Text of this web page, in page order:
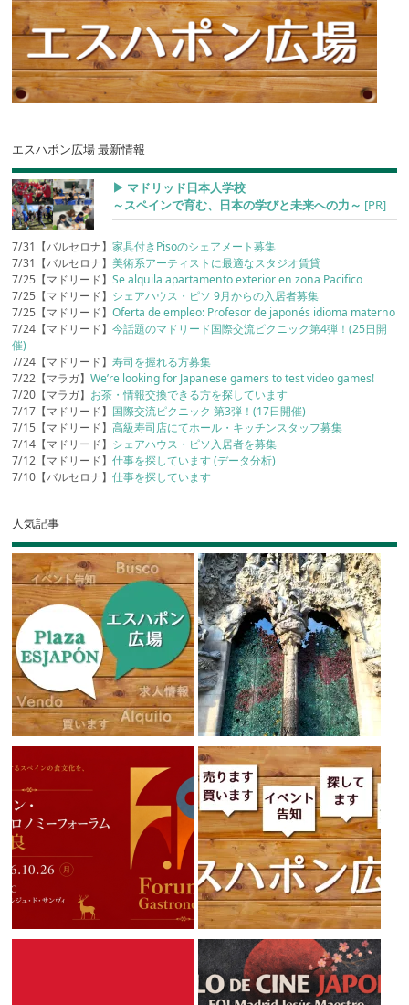
エスハポン広場 最新情報
▶︎ マドリッド日本人学校
～スペインで育む、日本の学びと未来への力～ [PR]
7/31【バルセロナ】家具付きPisoのシェアメート募集
7/31【バルセロナ】美術系アーティストに最適なスタジオ賃貸
7/25【マドリード】Se alquila apartamento exterior en zona Pacifico
7/25【マドリード】 シェアハウス・ピソ 9月からの入居者募集
7/25【マドリード】Oferta de empleo: Profesor de japonés idioma materno
7/24【マドリード】今話題のマドリード国際交流ピクニック第4弾！(25日開
催)
7/24【マドリード】寿司を握れる方募集
7/22【マラガ】We’re looking for Japanese gamers to test video games!
7/20【マラガ】 お茶・情報交換できる方を探しています
7/17【マドリード】 国際交流ピクニック 第3弾！(17日開催)
7/15【マドリード】高級寿司店にてホール・キッチンスタッフ募集
7/14【マドリード】 シェアハウス・ピソ入居者を募集
7/12【マドリード】仕事を探しています (データ分析)
7/10【バルセロナ】仕事を探しています
人気記事